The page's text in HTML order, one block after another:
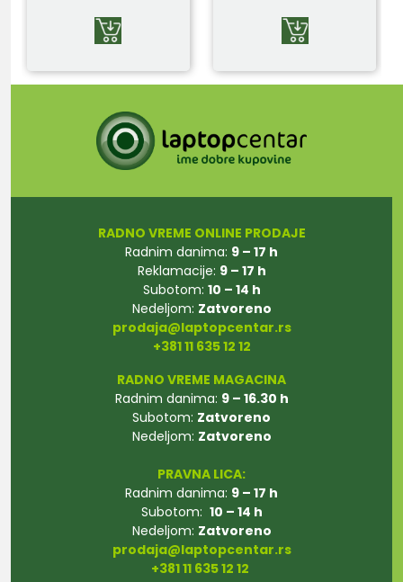
RADNO VREME ONLINE PRODAJE
Radnim danima: 9 – 17 h
Reklamacije: 9 – 17 h
Subotom: 10 – 14 h
Nedeljom: Zatvoreno
prodaja@laptopcentar.rs
+381 11 635 12 12
RADNO VREME MAGACINA
Radnim danima: 9 – 16.30 h
Subotom: Zatvoreno
Nedeljom: Zatvoreno
PRAVNA LICA:
Radnim danima: 9 – 17 h
Subotom: 10 – 14 h
Nedeljom: Zatvoreno
prodaja@laptopcentar.rs
+381 11 635 12 12